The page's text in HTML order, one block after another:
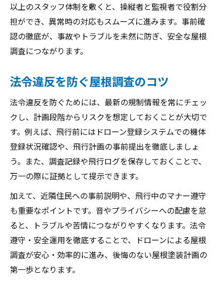
以上のスタッフ体制を敷くと、操縦者と監視者で役割分
担ができ、異常時の対応もスムーズに進みます。事前確
認の徹底が、事故やトラブルを未然に防ぎ、安全な屋根
調査につながります。
法令違反を防ぐ屋根調査のコツ
法令違反を防ぐためには、最新の規制情報を常にチェッ
クし、計画段階からリスクを想定しておくことが大切で
す。例えば、飛行前にはドローン登録システムでの機体
登録状況確認や、飛行計画の事前提出を徹底しましょ
う。また、調査記録や飛行ログを保存しておくことで、
万一の際に証拠として提示できます。
加えて、近隣住民への事前説明や、飛行中のマナー遵守
も重要なポイントです。音やプライバシーへの配慮を怠
ると、トラブルや苦情につながりやすくなります。法令
遵守・安全運用を徹底することで、ドローンによる屋根
調査が安心・効率的に進み、後悔のない屋根塗装計画の
第一歩となります。